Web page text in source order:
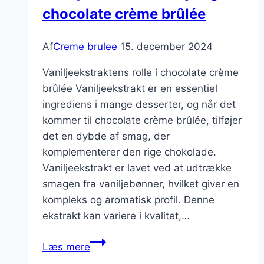
chocolate crème brûlée
AfCreme brulee 15. december 2024
Vaniljeekstraktens rolle i chocolate crème
brûlée Vaniljeekstrakt er en essentiel
ingrediens i mange desserter, og når det
kommer til chocolate crème brûlée, tilføjer
det en dybde af smag, der
komplementerer den rige chokolade.
Vaniljeekstrakt er lavet ved at udtrække
smagen fra vaniljebønner, hvilket giver en
kompleks og aromatisk profil. Denne
ekstrakt kan variere i kvalitet,…
Læs mereVaniljeekstrakt